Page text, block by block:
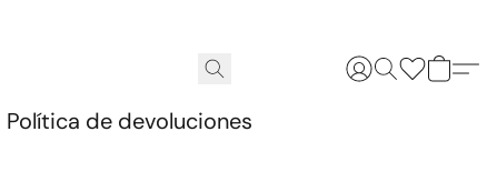
Política de devoluciones